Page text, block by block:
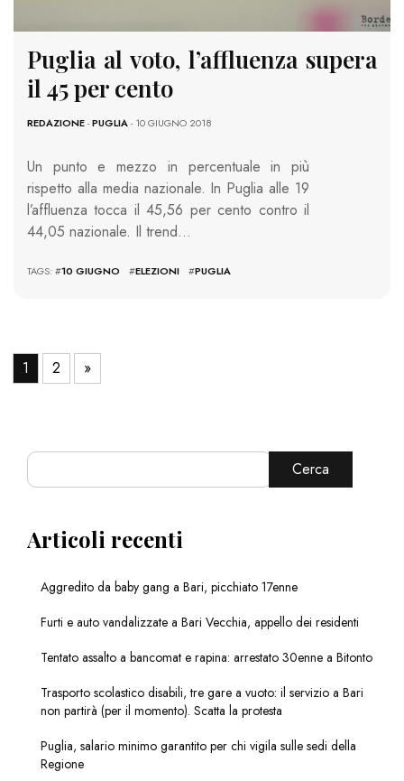
Puglia al voto, l’affluenza supera
il 45 per cento
REDAZIONE-PUGLIA- 10 GIUGNO 2018
Un punto e mezzo in percentuale in più
rispetto alla media nazionale. In Puglia alle 19
l’affluenza tocca il 45,56 per cento contro il
44,05 nazionale. Il trend…
TAGS: #10 GIUGNO #ELEZIONI #PUGLIA
1 2 »
Cerca
Articoli recenti
Aggredito da baby gang a Bari, picchiato 17enne
Furti e auto vandalizzate a Bari Vecchia, appello dei residenti
Tentato assalto a bancomat e rapina: arrestato 30enne a Bitonto
Trasporto scolastico disabili, tre gare a vuoto: il servizio a Bari
non partirà (per il momento). Scatta la protesta
Puglia, salario minimo garantito per chi vigila sulle sedi della
Regione